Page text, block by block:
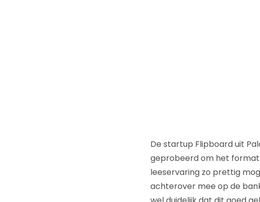
De startup Flipboard uit
geprobeerd om het
leeservaring zo prettig
achterover mee op de